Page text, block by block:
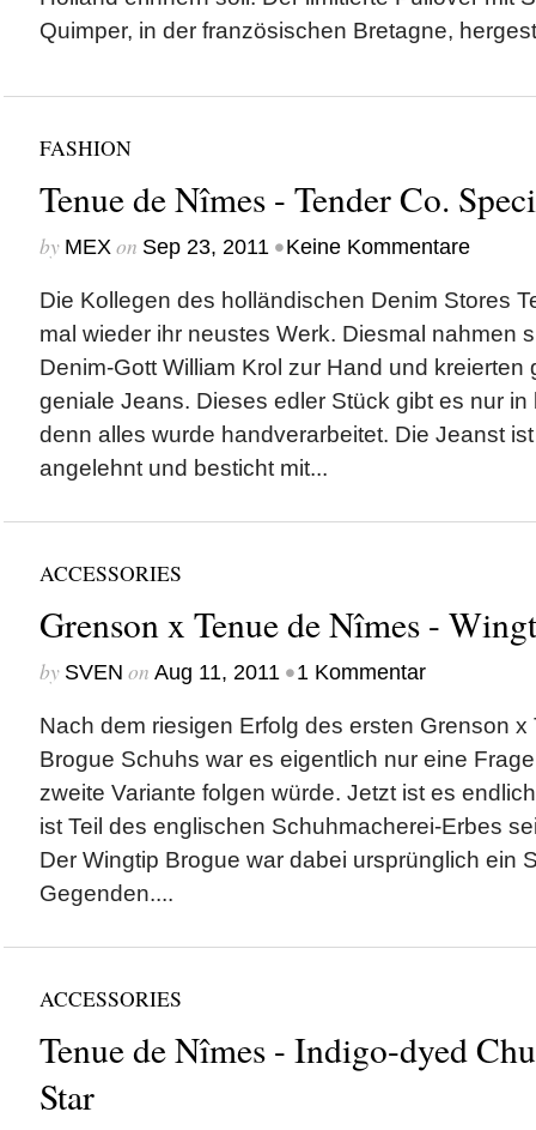
Quimper, in der französischen Bretagne,
FASHION
Tenue de Nîmes - Tender Co.
by MEXon Sep 23, 2011 •Keine Kommentare
Die Kollegen des holländischen Denim Stores
mal wieder ihr neustes Werk. Diesmal nahmen
Denim-Gott William Krol zur Hand und kreierten
geniale Jeans. Dieses edler Stück gibt es nur
denn alles wurde handverarbeitet. Die Jeanst
angelehnt und besticht mit...
ACCESSORIES
Grenson x Tenue de Nîmes -
by SVEN on Aug 11, 2011 •1 Kommentar
Nach dem riesigen Erfolg des ersten Grenson x
Brogue Schuhs war es eigentlich nur eine
zweite Variante folgen würde. Jetzt ist es
ist Teil des englischen Schuhmacherei-Erbes
Der Wingtip Brogue war dabei ursprünglich ein
Gegenden....
ACCESSORIES
Tenue de Nîmes - Indigo-dyed
Star